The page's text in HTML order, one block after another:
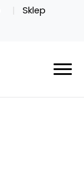
Sklep